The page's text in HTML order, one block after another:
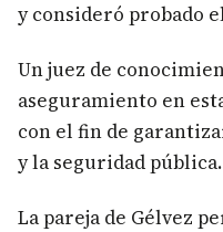
y consideró probado
Un juez de
aseguramiento en
con el fin de
y la seguridad pública.
La pareja de Gélvez